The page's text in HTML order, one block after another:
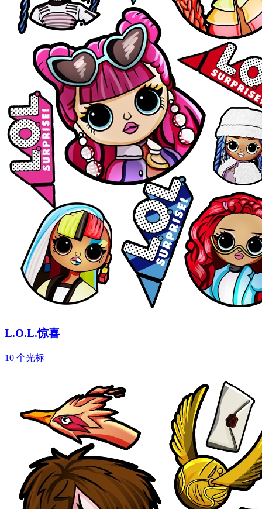
L.O.L.惊喜
10 个光标